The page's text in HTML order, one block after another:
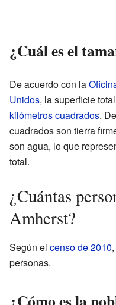
¿Cuál es el
De acuerdo con la
Unidos, la superficie
kilómetros cuadrados.
cuadrados son tierra
son agua, lo que
total.
¿Cuántas
Amherst?
Según el censo de 2010
personas.